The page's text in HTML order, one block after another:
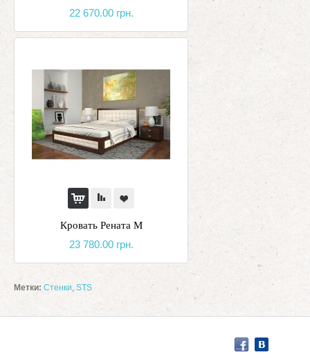
22 670.00 грн.
Кровать Рената М
23 780.00 грн.
Метки: Стенки, STS